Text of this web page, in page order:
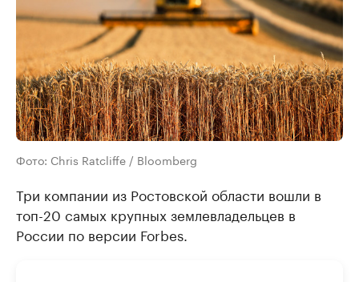
Фото: Chris Ratcliffe / Bloomberg
Три компании из Ростовской области вошли в
топ-20 самых крупных землевладельцев в
России по версии Forbes.